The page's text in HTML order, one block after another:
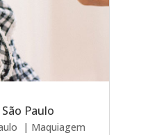
Paulo
| Maquiagem